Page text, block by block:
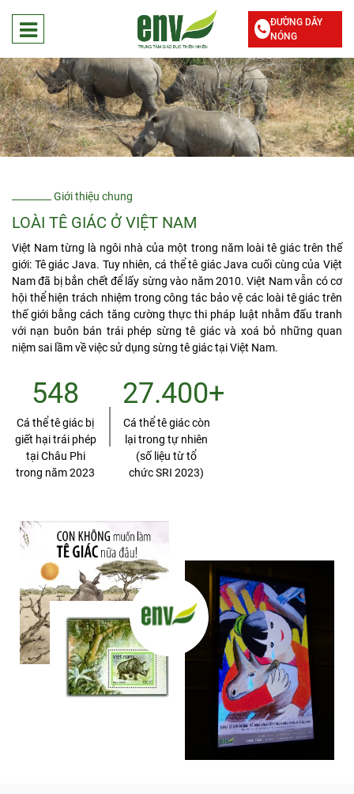
ĐƯỜNG DÂY
NÓNG
Giới thiệu chung
LOÀI TÊ GIÁC Ở VIỆT NAM
Việt Nam từng là ngôi nhà của một trong năm loài tê giác trên thế
giới: Tê giác Java. Tuy nhiên, cá thể tê giác Java cuối cùng của Việt
Nam đã bị bắn chết để lấy sừng vào năm 2010. Việt Nam vẫn có cơ
hội thể hiện trách nhiệm trong công tác bảo vệ các loài tê giác trên
thế giới bằng cách tăng cường thực thi pháp luật nhằm đấu tranh
với nạn buôn bán trái phép sừng tê giác và xoá bỏ những quan
niệm sai lầm về việc sử dụng sừng tê giác tại Việt Nam.
548
Cá thể tê giác bị
giết hại trái phép
tại Châu Phi
trong năm 2023
27.400+
Cá thể tê giác còn
lại trong tự nhiên
(số liệu từ tổ
chức SRI 2023)